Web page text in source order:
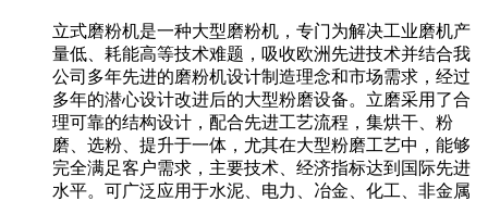
立式磨粉机是一种大型磨粉机，专门为解决工业磨机产
量低、耗能高等技术难题，吸收欧洲先进技术并结合我
公司多年先进的磨粉机设计制造理念和市场需求，经过
多年的潜心设计改进后的大型粉磨设备。立磨采用了合
理可靠的结构设计，配合先进工艺流程，集烘干、粉
磨、选粉、提升于一体，尤其在大型粉磨工艺中，能够
完全满足客户需求，主要技术、经济指标达到国际先进
水平。可广泛应用于水泥、电力、冶金、化工、非金属